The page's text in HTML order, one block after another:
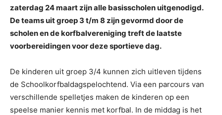
zaterdag 24 maart zijn alle basisscholen uitgenodigd.
De teams uit groep 3 t/m 8 zijn gevormd door de
scholen en de korfbalvereniging treft de laatste
voorbereidingen voor deze sportieve dag.
De kinderen uit groep 3/4 kunnen zich uitleven tijdens
de Schoolkorfbaldagspelochtend. Via een parcours van
verschillende spelletjes maken de kinderen op een
speelse manier kennis met korfbal. In de middag is het